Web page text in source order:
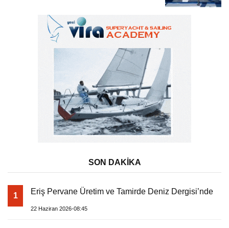
SON DAKİKA
1 Eriş Pervane Üretim ve Tamirde Deniz Dergisi’nde
22 Haziran 2026-08:45